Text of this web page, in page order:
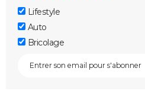
Lifestyle
Auto
Bricolage